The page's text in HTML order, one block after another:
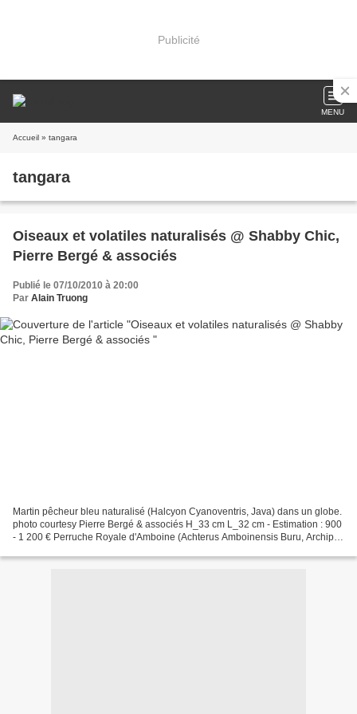
Publicité
MENU
Accueil » tangara
tangara
Oiseaux et volatiles naturalisés @ Shabby Chic,
Pierre Bergé & associés
Publié le 07/10/2010 à 20:00
Par Alain Truong
Martin pêcheur bleu naturalisé (Halcyon Cyanoventris, Java) dans un globe.
photo courtesy Pierre Bergé & associés H_33 cm L_32 cm - Estimation : 900
- 1 200 € Perruche Royale d'Amboine (Achterus Amboinensis Buru, Archipel